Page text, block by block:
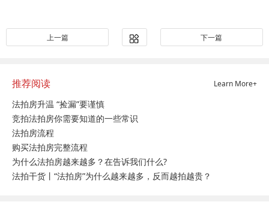
上一篇 下一篇
推荐阅读 Learn More+
法拍房升温 “捡漏”要谨慎
竞拍法拍房你需要知道的一些常识
法拍房流程
购买法拍房完整流程
为什么法拍房越来越多？在告诉我们什么?
法拍干货丨“法拍房”为什么越来越多，反而越拍越贵？